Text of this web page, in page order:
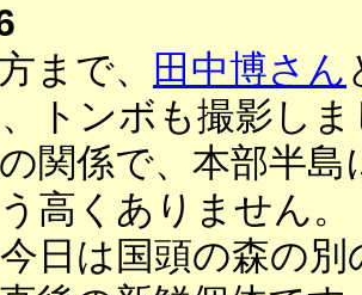
まで、
田中博さん
トンボも撮影し
関係で、本部半
高くありません。
日は国頭の森の